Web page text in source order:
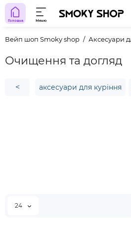
Головна Меню
Вейп шоп Smoky shop Аксесуари
Очищення та догляд
< аксесуари для куріння
24